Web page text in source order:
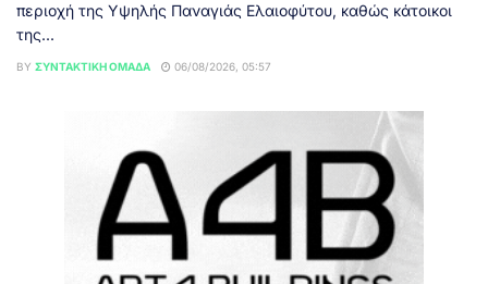
περιοχή της Υψηλής Παναγιάς Ελαιοφύτου, καθώς κάτοικοι
της...
BY ΣΥΝΤΑΚΤΙΚΉ ΟΜΆΔΑ 06/08/2026, 05:57